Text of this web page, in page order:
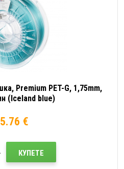
Premium PET-G, 1,75mm,
(Iceland blue)
€
КУПЕТЕ